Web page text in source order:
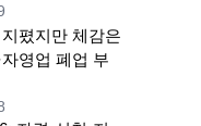
폈지만 체감은
영업 폐업 부